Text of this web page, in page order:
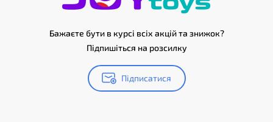
Бажаєте бути в курсі всіх акцій та знижок?
Підпишіться на розсилку
Підписатися